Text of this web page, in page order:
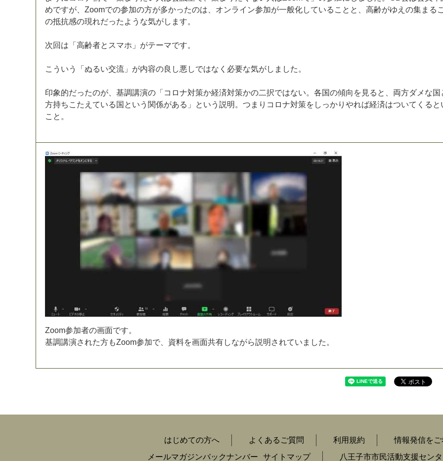
めですが Zoomでの参加の方が多かったのは オンライ ン参加が一般化している こ と と 高齢がゆ え の集ま る こ
の抵抗感の現れだった よ う な気がし ま す。
次回 は 「 高齢者と スマホ 」 がテーマです。
こ う い う 「 ぬるい交流 」 が内容の良 し悪 しではな く 必要な気がし ま した 。
印象的だったのが 基調講演の 「 コ ロナ対策か経済対策かの二択ではない。 各国の傾向 を 見る と 両方ダメ な国
方持ち こ た え ている 国 と い う 関係がある 」 と い う 説明 。 つ ま り コ ロナ対策を し っかり やれば経済はついて く る と
こ と 。
Zoom参加者の画面です。
基調講演さ れた方もZoom参加で 資料を画面共有しながら説明 さ れてい ま した 。
はじめての方へ よくあるご質問 利用規約
情報発信を
メールマガジンバックナンバー
サイトマップ 八王子市市民活動支援セン